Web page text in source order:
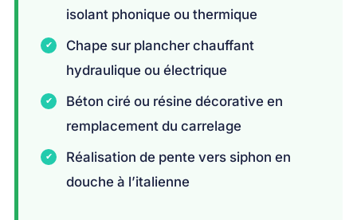
isolant phonique ou thermique
Chape sur plancher chauffant
hydraulique ou électrique
Béton ciré ou résine décorative en
remplacement du carrelage
Réalisation de pente vers siphon en
douche à l’italienne